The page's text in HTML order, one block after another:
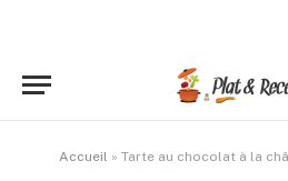
Accueil » Tarte au chocolat à la